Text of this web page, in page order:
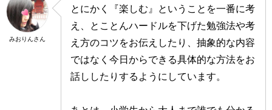
みおりんさん
とにかく『楽しむ』ということを一番に考
え、とことんハードルを下げた勉強法や考
え方のコツをお伝えしたり、抽象的な内容
ではなく今日からできる具体的な方法をお
話ししたりするようにしています。